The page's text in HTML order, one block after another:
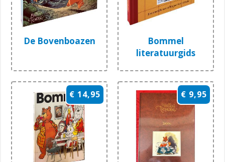
De Bovenboazen
Bommel
literatuurgids
€ 14,95 € 9,95